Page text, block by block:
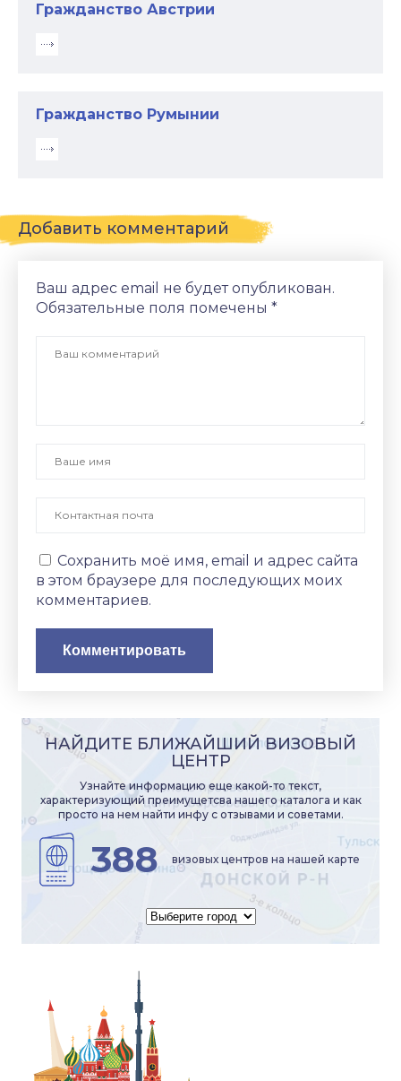
Гражданство Австрии
Гражданство Румынии
Добавить комментарий
Ваш адрес email не будет опубликован.
Обязательные поля помечены *
Сохранить моё имя, email и адрес сайта
в этом браузере для последующих моих
комментариев.
НАЙДИТЕ БЛИЖАЙШИЙ ВИЗОВЫЙ
ЦЕНТР
Узнайте информацию еще какой-то текст,
характеризующий преимущетсва нашего каталога и как
просто на нем найти инфу с отзывами и советами.
388 визовых центров на нашей карте